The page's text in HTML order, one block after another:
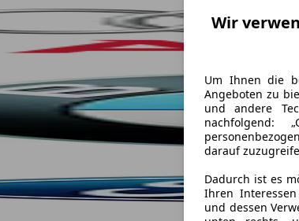
Wir
Um Ihnen die
Angeboten zu
und andere
nachfolgend:
darauf
Dadurch ist es
Ihren
und dessen